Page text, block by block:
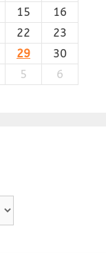
15
16
22
23
29
30
5 6